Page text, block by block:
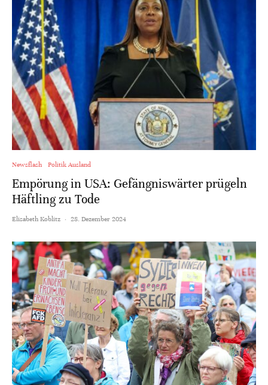
Newsflash Politik Ausland
Empörung in USA: Gefängniswärter prügeln
Häftling zu Tode
Elisabeth Koblitz · 28. Dezember 2024